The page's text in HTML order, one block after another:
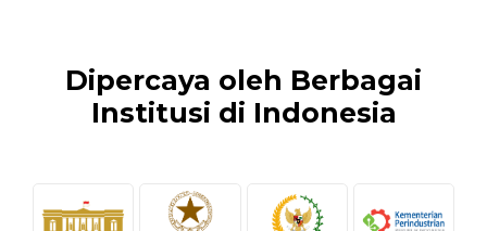
Dipercaya oleh Berbagai
Institusi di Indonesia